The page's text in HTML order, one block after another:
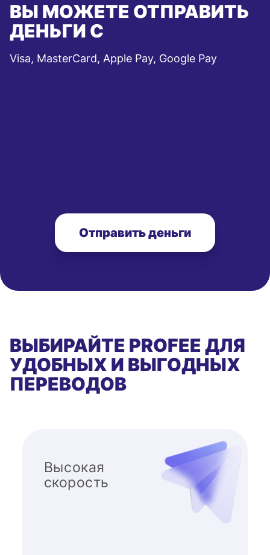
ВЫ МОЖЕТЕ ОТПРАВИТЬ
ДЕНЬГИ С
Visa, MasterCard, Apple Pay, Google Pay
Отправить деньги
ВЫБИРАЙТЕ PROFEE ДЛЯ
УДОБНЫХ И ВЫГОДНЫХ
ПЕРЕВОДОВ
Высокая
скорость